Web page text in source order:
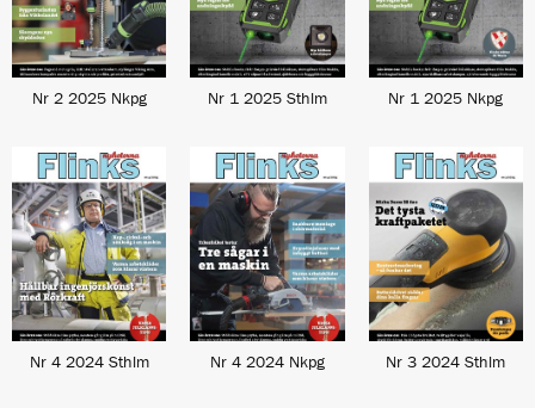
Nr 2 2025 Nkpg Nr 1 2025 Sthlm Nr 1 2025 Nkpg
Nr 4 2024 Sthlm Nr 4 2024 Nkpg Nr 3 2024 Sthlm